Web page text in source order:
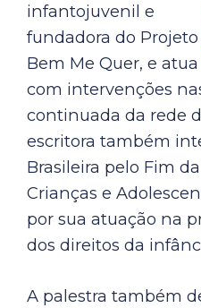
infantojuvenil e
fundadora do Projeto
Bem Me Quer, e atua
com intervenções
continuada da rede
escritora também
Brasileira pelo Fim
Crianças e
por sua atuação na
dos direitos da
A palestra também